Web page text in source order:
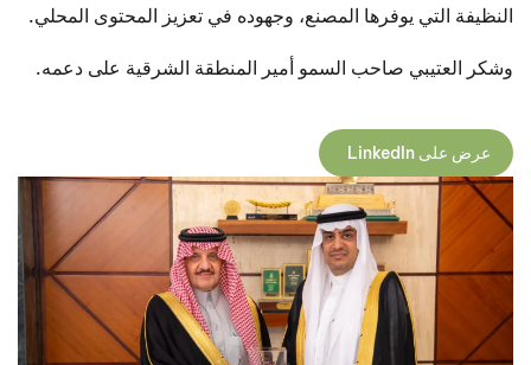
النظيفة التي يوفرها المصنع، وجهوده في تعزيز المحتوى المحلي.
وشكر العتيبي صاحب السمو أمير المنطقة الشرقية على دعمه.
عرض على LinkedIn